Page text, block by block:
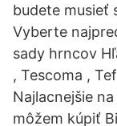
budete musieť
Vyberte
sady hrncov
, Tescoma ,
Najlacnejšie
môžem kúpiť